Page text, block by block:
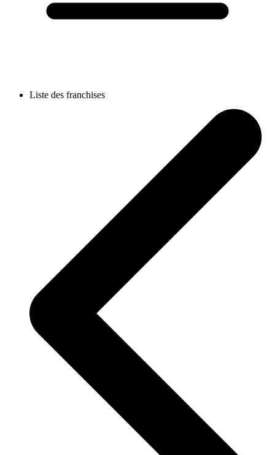
Liste des franchises